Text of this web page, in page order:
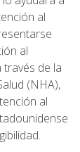
al
al
través de la
(NHA),
al